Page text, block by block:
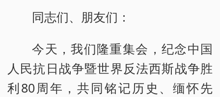
同志们、朋友们：
今天，我们隆重集会，纪念中国
人民抗日战争暨世界反法西斯战争胜
利80周年，共同铭记历史、缅怀先